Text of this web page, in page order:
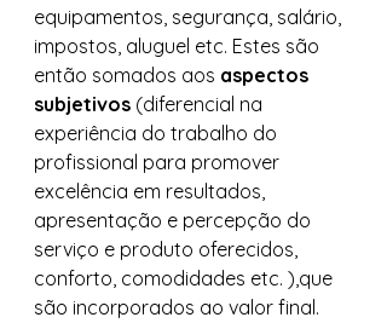
equipamentos, segurança, salário,
impostos, aluguel etc. Estes são
então somados aos aspectos
subjetivos (diferencial na
experiência do trabalho do
profissional para promover
excelência em resultados,
apresentação e percepção do
serviço e produto oferecidos,
conforto, comodidades etc. ),que
são incorporados ao valor final.